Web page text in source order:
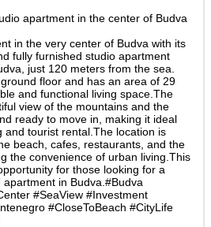
apartment in the center of Budva
in the very center of Budva with its
fully furnished studio apartment
just 120 meters from the sea.
floor and has an area of 29
and functional living space.The
view of the mountains and the
ready to move in, making it ideal
and tourist rental.The location is
beach, cafes, restaurants, and the
the convenience of urban living.This
for those looking for a
in Budva.#Budva
#SeaView #Investment
#CloseToBeach #CityLife